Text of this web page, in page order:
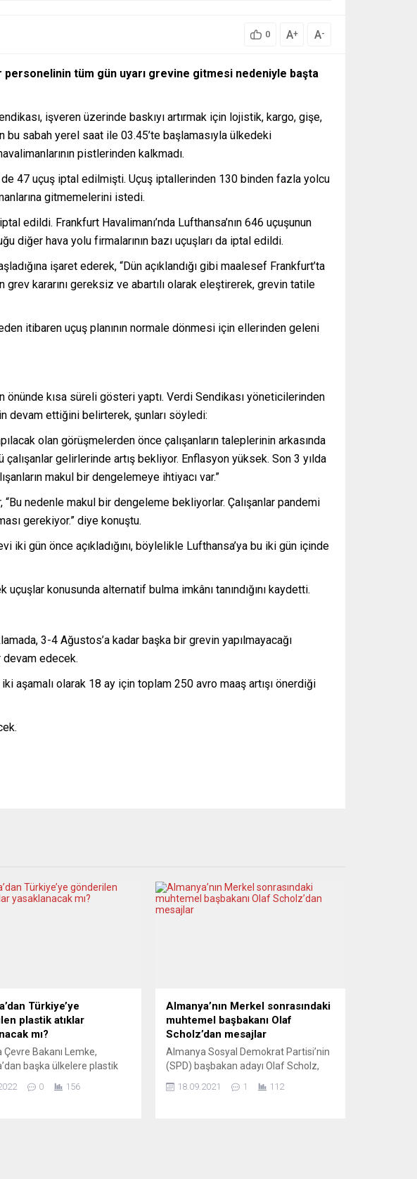
0 A+ A-
personelinin tüm gün uyarı grevine gitmesi nedeniyle başta
işveren üzerinde baskıyı artırmak için lojistik, kargo, gişe,
bu sabah yerel saat ile 03.45’te başlamasıyla ülkedeki
pistlerinden kalkmadı.
47 uçuş iptal edilmişti. Uçuş iptallerinden 130 binden fazla yolcu
gitmemelerini istedi.
edildi. Frankfurt Havalimanı’nda Lufthansa’nın 646 uçuşunun
hava yolu firmalarının bazı uçuşları da iptal edildi.
işaret ederek, “Dün açıklandığı gibi maalesef Frankfurt’ta
kararını gereksiz ve abartılı olarak eleştirerek, grevin tatile
itibaren uçuş planının normale dönmesi için ellerinden geleni
önünde kısa süreli gösteri yaptı. Verdi Sendikası yöneticilerinden
devam ettiğini belirterek, şunları söyledi:
olan görüşmelerden önce çalışanların taleplerinin arkasında
gelirlerinde artış bekliyor. Enflasyon yüksek. Son 3 yılda
makul bir dengelemeye ihtiyacı var.”
“Bu nedenle makul bir dengeleme bekliyorlar. Çalışanlar pandemi
gerekiyor.” diye konuştu.
iki gün önce açıkladığını, böylelikle Lufthansa’ya bu iki gün içinde
konusunda alternatif bulma imkânı tanındığını kaydetti.
3-4 Ağustos’a kadar başka bir grevin yapılmayacağı
devam edecek.
aşamalı olarak 18 ay için toplam 250 avro maaş artışı önerdiği
Türkiye’ye
plastik atıklar
mı?
Bakanı Lemke,
başka ülkelere plastik
hedefliyor. Konu,
0 156
Almanya’nın Merkel sonrasındaki
muhtemel başbakanı Olaf
Scholz’dan mesajlar
Almanya Sosyal Demokrat Partisi’nin
(SPD) başbakan adayı Olaf Scholz,
yanıtladı. Scholz, Almanya’da göç
18.09.2021 1 112